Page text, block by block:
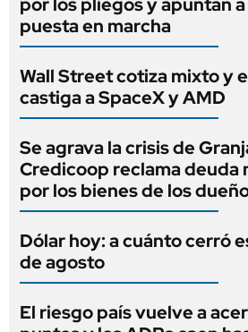
puesta en marcha
Wall Street cotiza mixto y
castiga a SpaceX y AMD
Se agrava la crisis de
Credicoop reclama deuda
por los bienes de los
Dólar hoy: a cuánto cerró
de agosto
El riesgo país vuelve a